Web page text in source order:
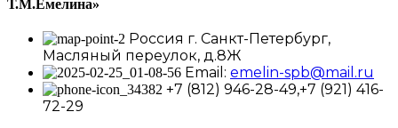
Т.М.Емелина»
Россия г. Санкт-Петербург,
Масляный переулок, д.8Ж
Email: emelin-spb@mail.ru
+7 (812) 946-28-49,+7 (921) 416-
72-29